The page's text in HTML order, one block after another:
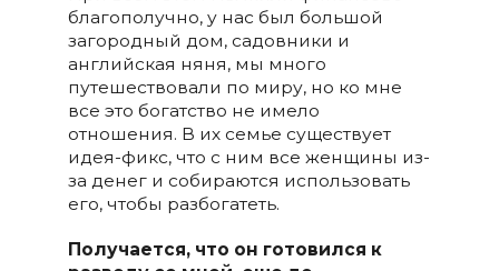
благополучно, у нас был большой
загородный дом, садовники и
английская няня, мы много
путешествовали по миру, но ко мне
все это богатство не имело
отношения. В их семье существует
идея-фикс, что с ним все женщины из-
за денег и собираются использовать
его, чтобы разбогатеть.
Получается, что он готовился к